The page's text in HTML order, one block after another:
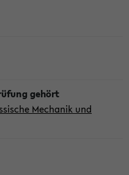
Mechanik und